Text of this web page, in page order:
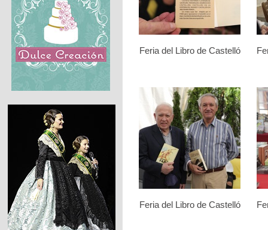
Feria del Libro de Castelló
Feria del Libro de Castelló